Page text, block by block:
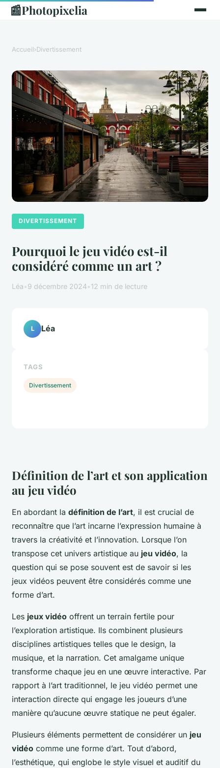
📰Photopixelia
Accueil›Divertissement
DIVERTISSEMENT
Pourquoi le jeu vidéo est-il
considéré comme un art ?
Léa•9 décembre 2024•12 min de lecture
Définition de l’art et son application
au jeu vidéo
En abordant la définition de l’art, il est crucial de
reconnaître que l’art incarne l’expression humaine à
travers la créativité et l’innovation. Lorsque l’on
transpose cet univers artistique au jeu vidéo, la
question qui se pose souvent est de savoir si les
jeux vidéos peuvent être considérés comme une
forme d’art.
Les jeux vidéo offrent un terrain fertile pour
l’exploration artistique. Ils combinent plusieurs
disciplines artistiques telles que le design, la
musique, et la narration. Cet amalgame unique
transforme chaque jeu en une œuvre interactive. Par
rapport à l’art traditionnel, le jeu vidéo permet une
interaction directe qui engage les joueurs d’une
manière qu’aucune œuvre statique ne peut égaler.
Plusieurs éléments permettent de considérer un jeu
vidéo comme une forme d’art. Tout d’abord,
l’esthétique, qui englobe le style visuel et auditif du
L Léa
TAGS
Divertissement